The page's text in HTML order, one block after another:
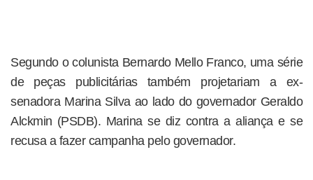
Segundo o colunista Bernardo Mello Franco, uma série
de peças publicitárias também projetariam a ex-
senadora Marina Silva ao lado do governador Geraldo
Alckmin (PSDB). Marina se diz contra a aliança e se
recusa a fazer campanha pelo governador.